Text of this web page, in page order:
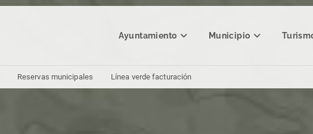
Ayuntamiento Municipio
Reservas municipales Línea verde facturación